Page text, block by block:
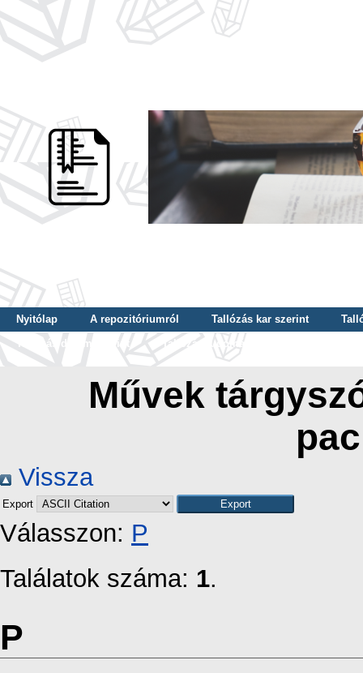
Nyitólap A repozitóriumról Tallózás kar szerint
Tallózás dátum szerint
Tallózás tudományterület szerint
Művek
Vissza
Export
Válasszon: P
Találatok száma: 1.
P